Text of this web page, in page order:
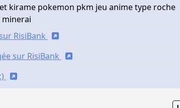
kirame pokemon pkm jeu anime type roche
minerai
RisiBank
sur RisiBank